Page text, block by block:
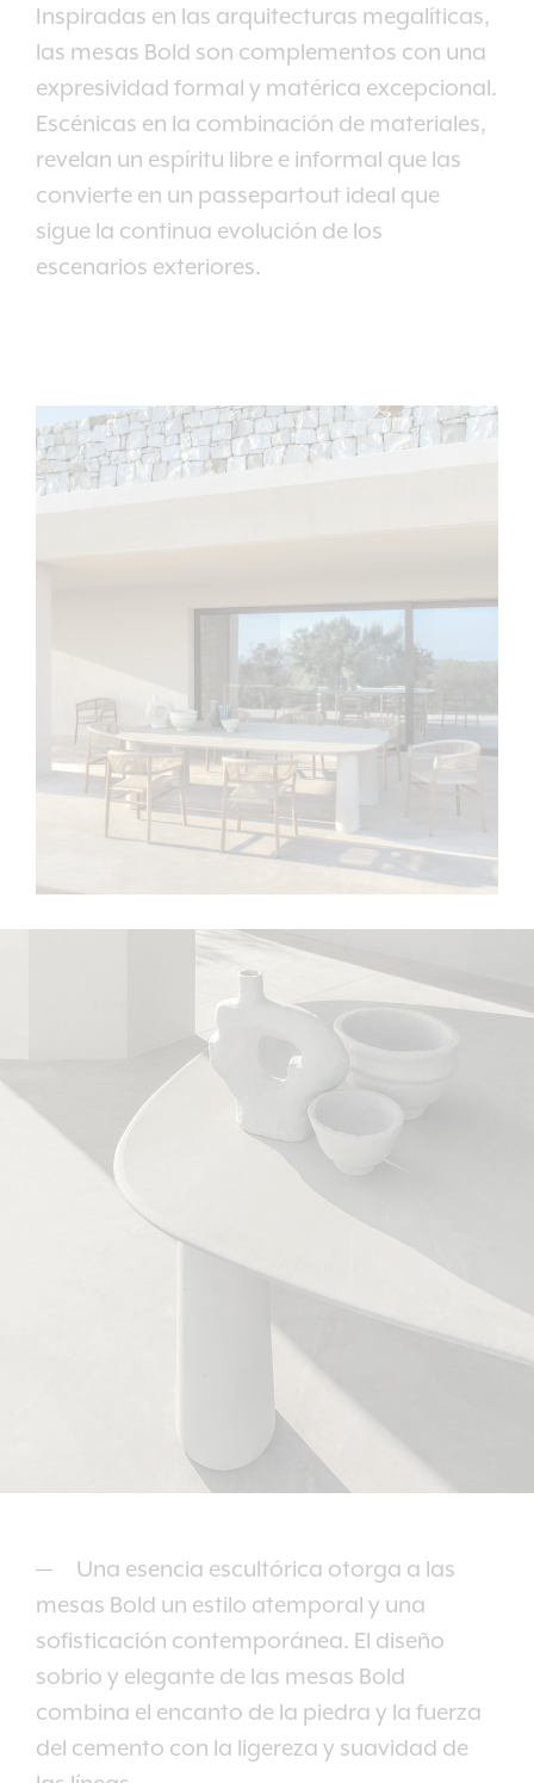
Inspiradas en las arquitecturas megalíticas,
las mesas Bold son complementos con una
expresividad formal y matérica excepcional.
Escénicas en la combinación de materiales,
revelan un espíritu libre e informal que las
convierte en un passepartout ideal que
sigue la continua evolución de los
escenarios exteriores.
Una esencia escultórica otorga a las
mesas Bold un estilo atemporal y una
sofisticación contemporánea. El diseño
sobrio y elegante de las mesas Bold
combina el encanto de la piedra y la fuerza
del cemento con la ligereza y suavidad de